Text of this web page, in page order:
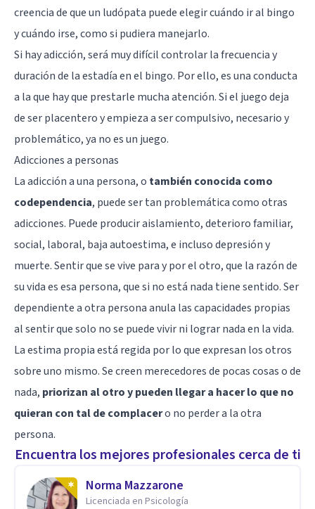
creencia de que un ludópata puede elegir cuándo ir al bingo
y cuándo irse, como si pudiera manejarlo.
Si hay adicción, será muy difícil controlar la frecuencia y
duración de la estadía en el bingo. Por ello, es una conducta
a la que hay que prestarle mucha atención. Si el juego deja
de ser placentero y empieza a ser compulsivo, necesario y
problemático, ya no es un juego.
Adicciones a personas
La adicción a una persona, o también conocida como
codependencia, puede ser tan problemática como otras
adicciones. Puede producir aislamiento, deterioro familiar,
social, laboral, baja autoestima, e incluso depresión y
muerte. Sentir que se vive para y por el otro, que la razón de
su vida es esa persona, que si no está nada tiene sentido. Ser
dependiente a otra persona anula las capacidades propias
al sentir que solo no se puede vivir ni lograr nada en la vida.
La estima propia está regida por lo que expresan los otros
sobre uno mismo. Se creen merecedores de pocas cosas o de
nada, priorizan al otro y pueden llegar a hacer lo que no
quieran con tal de complacero no perder a la otra
persona.
Encuentra los mejores profesionales cerca de ti
Norma Mazzarone
Licenciada en Psicología